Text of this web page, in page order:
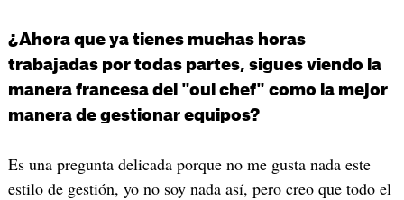
¿Ahora que ya tienes muchas horas
trabajadas por todas partes, sigues viendo la
manera francesa del "oui chef" como la mejor
manera de gestionar equipos?
Es una pregunta delicada porque no me gusta nada este
estilo de gestión, yo no soy nada así, pero creo que todo el